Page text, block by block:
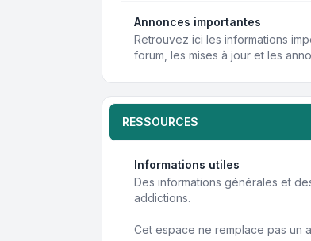
Annonces importantes
Retrouvez ici les informations
forum, les mises à jour et les
RESSOURCES
Informations utiles
Des informations générales et
addictions.
Cet espace ne remplace pas un